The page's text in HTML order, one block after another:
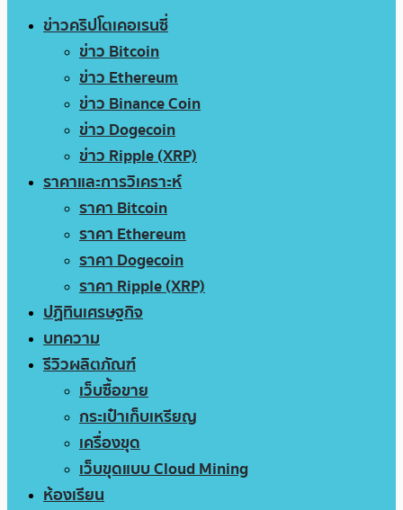
ข่าวคริปโตเคอเรนซี่
ข่าว Bitcoin
ข่าว Ethereum
ข่าว Binance Coin
ข่าว Dogecoin
ข่าว Ripple (XRP)
ราคาและการวิเคราะห์
ราคา Bitcoin
ราคา Ethereum
ราคา Dogecoin
ราคา Ripple (XRP)
ปฏิทินเศรษฐกิจ
บทความ
รีวิวผลิตภัณฑ์
เว็บซื้อขาย
กระเป๋าเก็บเหรียญ
เครื่องขุด
เว็บขุดแบบ Cloud Mining
ห้องเรียน